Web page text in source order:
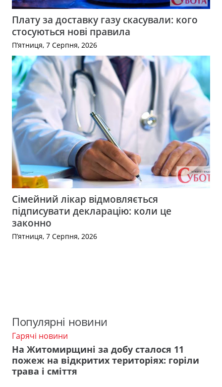
Плату за доставку газу скасували: кого
стосуються нові правила
П’ятниця, 7 Серпня, 2026
Сімейний лікар відмовляється
підписувати декларацію: коли це
законно
П’ятниця, 7 Серпня, 2026
Популярні новини
Гарячі новини
На Житомирщині за добу сталося 11
пожеж на відкритих територіях: горіли
трава і сміття